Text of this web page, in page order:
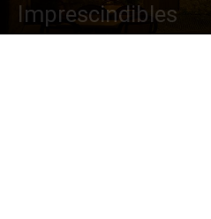
Imprescindibles